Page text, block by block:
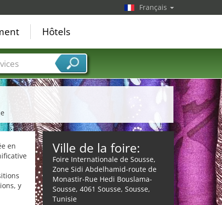
en
y
Ville de la foire:
Foire Internationale de Sousse,
Zone Sidi Abdelhamid-route de
Monastir-Rue Hedi Bouslama-
Sousse, 4061 Sousse, Sousse,
Tunisie
Français
Hôtels